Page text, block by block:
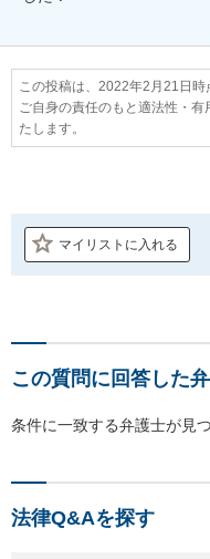
この投稿は、2022年2月21日時
ご自身の責任のもと適法性・
たします。
マイリストに入れる
この質問に回答した
条件に一致する弁護士が見
法律Q&Aを探す